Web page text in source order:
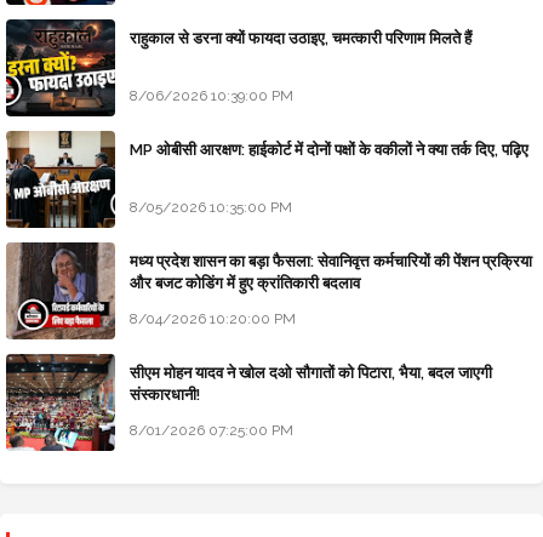
राहुकाल से डरना क्यों फायदा उठाइए, चमत्कारी परिणाम मिलते हैं
8/06/2026 10:39:00 PM
MP ओबीसी आरक्षण: हाईकोर्ट में दोनों पक्षों के वकीलों ने क्या तर्क दिए, पढ़िए
8/05/2026 10:35:00 PM
मध्य प्रदेश शासन का बड़ा फैसला: सेवानिवृत्त कर्मचारियों की पेंशन प्रक्रिया
और बजट कोडिंग में हुए क्रांतिकारी बदलाव
8/04/2026 10:20:00 PM
सीएम मोहन यादव ने खोल दओ सौगातों को पिटारा, भैया, बदल जाएगी
संस्कारधानी!
8/01/2026 07:25:00 PM